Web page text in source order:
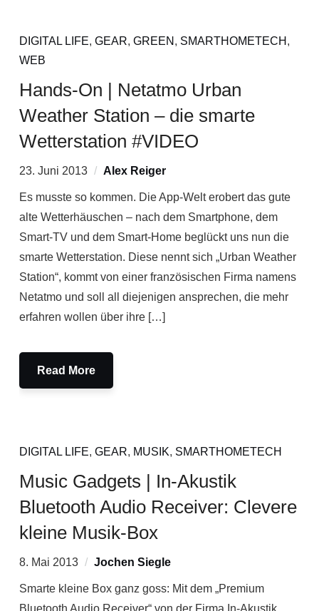
DIGITAL LIFE, GEAR, GREEN , SMARTHOMETECH ,
WEB
Hands-On | Netatmo Urban
Weather Station – die smarte
Wetterstation #VIDEO
23. Juni 2013 Alex Reiger
Es musste so kommen. Die App-Welt erobert das gute
alte Wetterhäuschen – nach dem Smartphone, dem
Smart-TV und dem Smart-Home beglückt uns nun die
smarte Wetterstation. Diese nennt sich „Urban Weather
Station“, kommt von einer französischen Firma namens
Netatmo und soll all diejenigen ansprechen, die mehr
erfahren wollen über ihre […]
Read More
DIGITAL LIFE, GEAR, MUSIK, SMARTHOMETECH
Music Gadgets | In-Akustik
Bluetooth Audio Receiver: Clevere
kleine Musik-Box
8. Mai 2013 Jochen Siegle
Smarte kleine Box ganz goss: Mit dem „Premium
Bluetooth Audio Receiver“ von der Firma In-Akustik